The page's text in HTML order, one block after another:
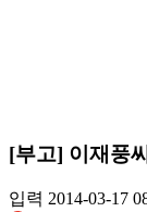
[부고] 이재풍
입력 2014-03-17